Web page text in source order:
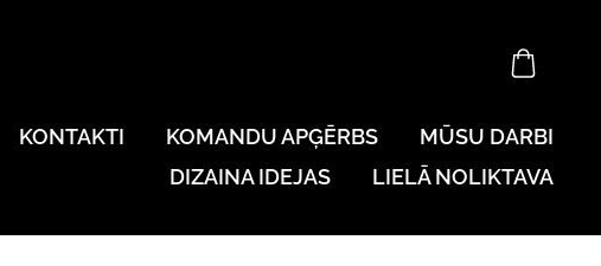
KONTAKTI KOMANDU APĢĒRBS
MŪSU DARBI
DIZAINA IDEJAS
LIELĀ NOLIKTAVA